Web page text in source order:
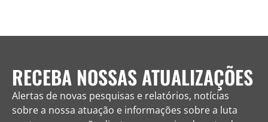
RECEBA NOSSAS ATUALIZAÇÕES
Alertas de novas pesquisas e relatórios, notícias
sobre a nossa atuação e informações sobre a luta